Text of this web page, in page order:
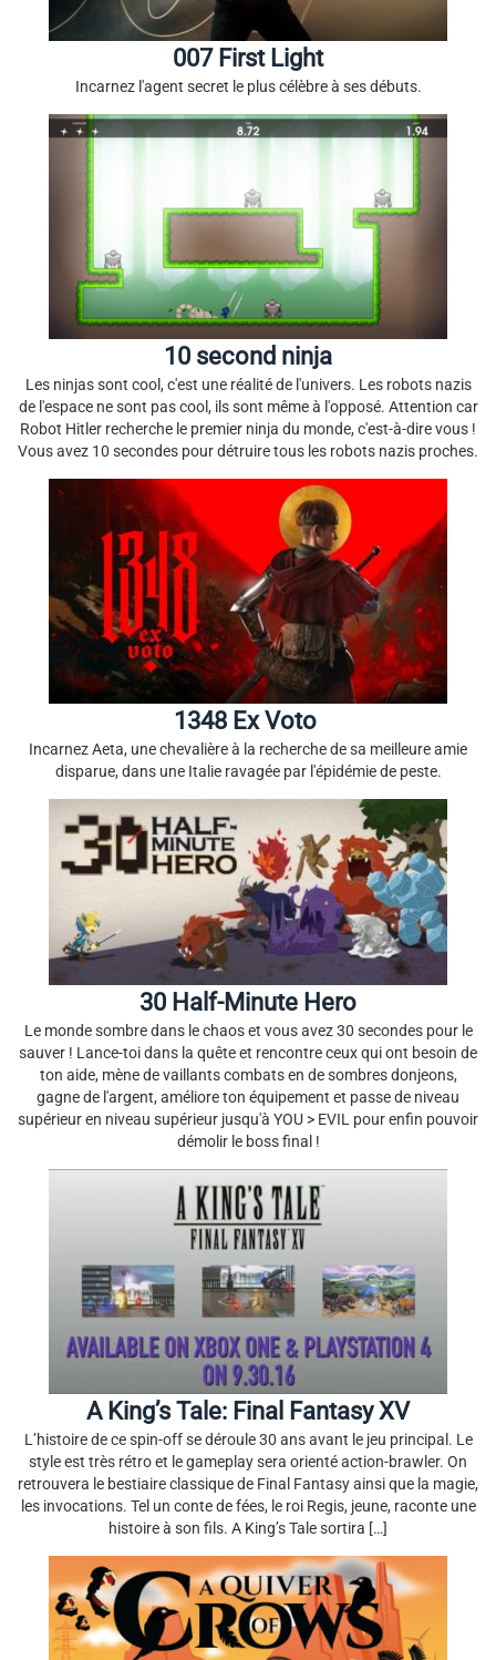
007 First Light
Incarnez l'agent secret le plus célèbre à ses débuts.
10 second ninja
Les ninjas sont cool, c'est une réalité de l'univers. Les robots nazis
de l'espace ne sont pas cool, ils sont même à l'opposé. Attention car
Robot Hitler recherche le premier ninja du monde, c'est-à-dire vous !
Vous avez 10 secondes pour détruire tous les robots nazis proches.
1348 Ex Voto
Incarnez Aeta, une chevalière à la recherche de sa meilleure amie
disparue, dans une Italie ravagée par l'épidémie de peste.
30 Half-Minute Hero
Le monde sombre dans le chaos et vous avez 30 secondes pour le
sauver ! Lance-toi dans la quête et rencontre ceux qui ont besoin de
ton aide, mène de vaillants combats en de sombres donjeons,
gagne de l'argent, améliore ton équipement et passe de niveau
supérieur en niveau supérieur jusqu'à YOU > EVIL pour enfin pouvoir
démolir le boss final !
A King’s Tale: Final Fantasy XV
L’histoire de ce spin-off se déroule 30 ans avant le jeu principal. Le
style est très rétro et le gameplay sera orienté action-brawler. On
retrouvera le bestiaire classique de Final Fantasy ainsi que la magie,
les invocations. Tel un conte de fées, le roi Regis, jeune, raconte une
histoire à son fils. A King’s Tale sortira […]